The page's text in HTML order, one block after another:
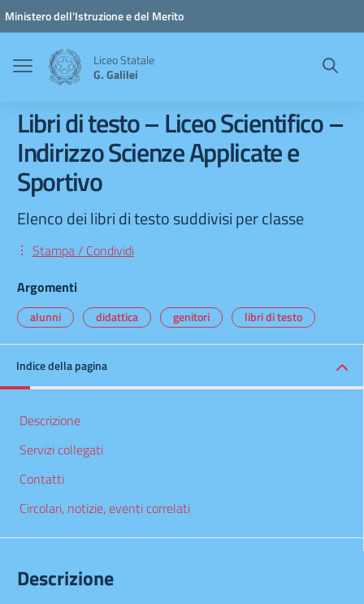
Vai ai contenuti
Vai al menu di navigazione
Vai al footer
Ministero dell'Istruzione e del Merito
Liceo Statale
G. Galilei
Libri di testo – Liceo Scientifico –
Indirizzo Scienze Applicate e
Sportivo
Elenco dei libri di testo suddivisi per classe
Stampa / Condividi
Argomenti
alunni didattica genitori libri di testo
Indice della pagina
Descrizione
Servizi collegati
Contatti
Circolari, notizie, eventi correlati
Descrizione